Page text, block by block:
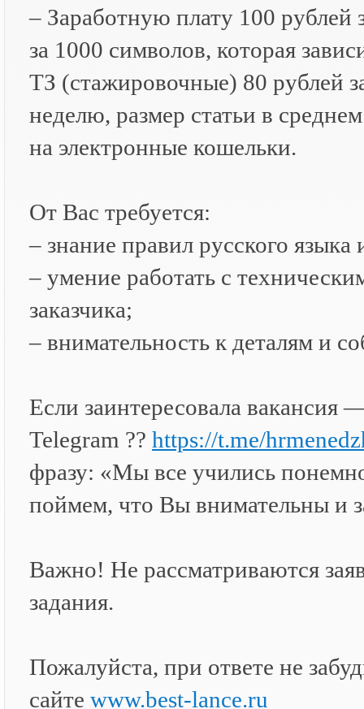
– Заработную плату 100 рублей
за 1000 символов, которая
ТЗ (стажировочные) 80 рублей
неделю, размер статьи в
на электронные кошельки.
От Вас требуется:
– знание правил русского языка
– умение работать с
заказчика;
– внимательность к деталям и
Если заинтересовала вакансия
Telegram ?? https://t.me/
фразу: «Мы все учились
поймем, что Вы внимательны и
Важно! Не рассматриваются
задания.
Пожалуйста, при ответе не
сайте www.best-lance.ru